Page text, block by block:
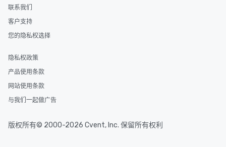
联系我们
客户支持
您的隐私权选择
隐私权政策
产品使用条款
网站使用条款
与我们一起做广告
版权所有© 2000-2026 Cvent, Inc. 保留所有权利